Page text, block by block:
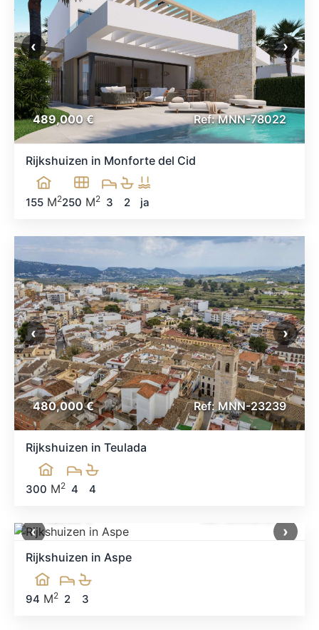
489,000 € Ref: MNN-78022
‹ ›
Rijkshuizen in Monforte del Cid
155 M2250 M2 3 2 ja
480,000 € Ref: MNN-23239
‹ ›
Rijkshuizen in Teulada
300 M2 4 4
‹ ›
Rijkshuizen in Aspe
94 M2 2 3